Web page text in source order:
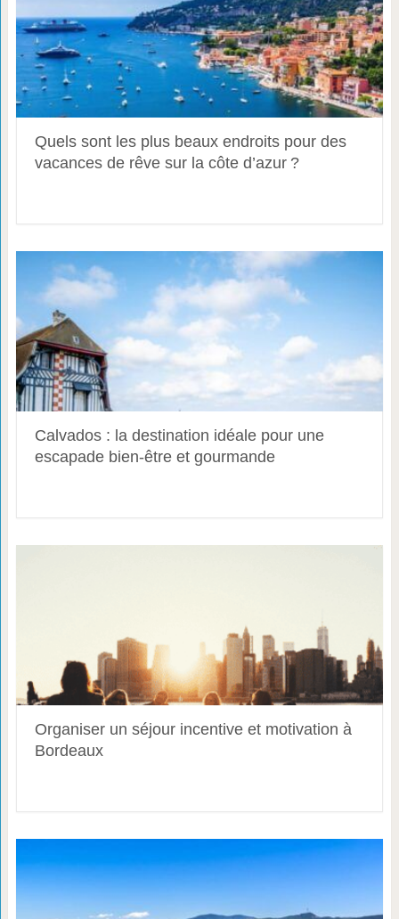
Quels sont les plus beaux endroits pour des
vacances de rêve sur la côte d’azur ?
Calvados : la destination idéale pour une
escapade bien-être et gourmande
Organiser un séjour incentive et motivation à
Bordeaux